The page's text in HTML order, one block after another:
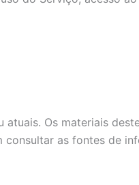
Os materiais
as fontes de